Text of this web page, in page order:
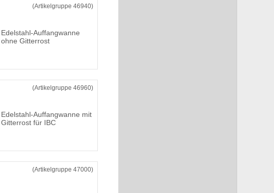
(Artikelgruppe 46940)
Edelstahl-Auffangwanne
ohne Gitterrost
(Artikelgruppe 46960)
Edelstahl-Auffangwanne mit
Gitterrost für IBC
(Artikelgruppe 47000)